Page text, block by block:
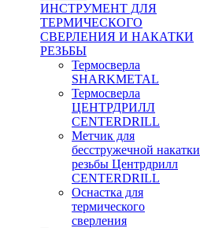
ИНСТРУМЕНТ ДЛЯ
ТЕРМИЧЕСКОГО
СВЕРЛЕНИЯ И НАКАТКИ
РЕЗЬБЫ
Термосверла
SHARKMETAL
Термосверла
ЦЕНТРДРИЛЛ
CENTERDRILL
Метчик для
бесстружечной накатки
резьбы Центрдрилл
CENTERDRILL
Оснастка для
термического
сверления